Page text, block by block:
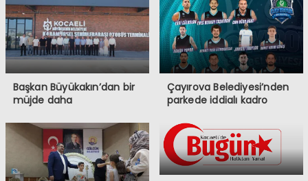
Başkan Büyükakın’dan bir
müjde daha
Çayırova Belediyesi’nden
parkede iddialı kadro